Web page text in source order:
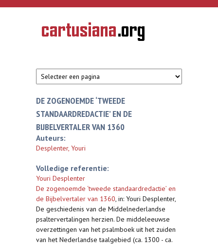
Overslaan en naar de inhoud gaan
CARTUSIANA
Geschiedenis
van de
DE ZOGENOEMDE ‘TWEEDE
STANDAARDREDACTIE’ EN DE
BIJBELVERTALER VAN 1360
Auteurs:
Desplenter, Youri
Volledige referentie:
Youri Desplenter
De zogenoemde ‘tweede standaardredactie’ en
de Bijbelvertaler van 1360, in: Youri Desplenter,
De geschiedenis van de Middelnederlandse
psaltervertalingen herzien. De middeleeuwse
overzettingen van het psalmboek uit het zuiden
van het Nederlandse taalgebied (ca. 1300 - ca.